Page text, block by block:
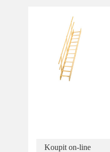
Koupit on-line